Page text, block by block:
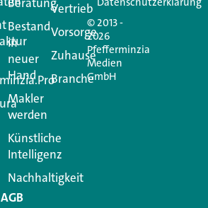
Sie einen
wird nicht veröffentlicht.
sind mit
Bestand
in
neuer
Hand
Makler
werden
Künstliche
Intelligenz
Nachhaltigkeit
AGB
Vertrieb
Vorsorge
Zuhause
Branche
© 2013 -
2026
Pfefferminzia
Medien
GmbH